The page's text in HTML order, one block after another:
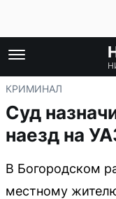
КРИМИНАЛ
Суд
наезд на
В Богородском
местному